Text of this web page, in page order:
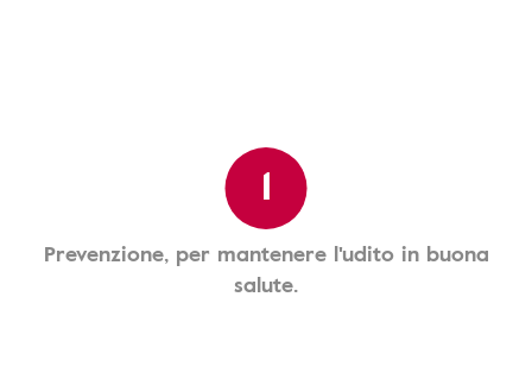
1
Prevenzione, per mantenere l'udito in buona
salute.